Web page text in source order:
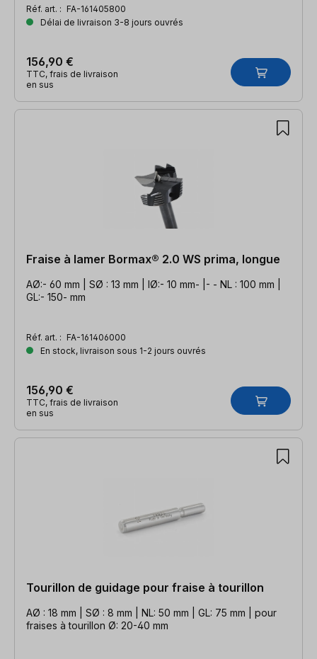
Réf. art. : FA-161405800
Délai de livraison 3-8 jours ouvrés
156,90 €
TTC, frais de livraison
en sus
Fraise à lamer Bormax® 2.0 WS prima, longue
AØ:- 60 mm | SØ : 13 mm | IØ:- 10 mm- |- - NL : 100 mm |
GL:- 150- mm
Réf. art. : FA-161406000
En stock, livraison sous 1-2 jours ouvrés
156,90 €
TTC, frais de livraison
en sus
Tourillon de guidage pour fraise à tourillon
AØ : 18 mm | SØ : 8 mm | NL: 50 mm | GL: 75 mm | pour
fraises à tourillon Ø: 20-40 mm